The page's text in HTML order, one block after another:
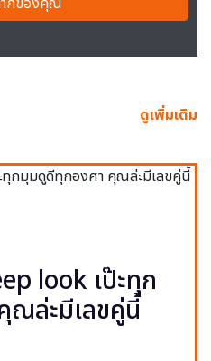
ดูเพิ่มเติม
look เป๊ะทุก
ล่ะมีเลขคู่นี้